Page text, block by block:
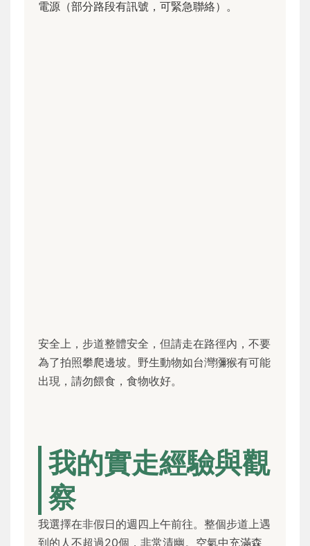
電源（部分路段有訊號，可緊急聯絡）。
安全上，步道整體安全，但請走在路徑內，不要
為了拍照攀爬邊坡。野生動物如台灣獼猴有可能
出現，請勿餵食，食物收好。
我的實走經驗與觀
察
我選擇在非假日的週四上午前往。整個步道上遇
到的人不超過20個，非常清幽。空氣中充滿森